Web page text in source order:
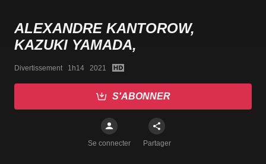
ALEXANDRE KANTOROW,
KAZUKI YAMADA,
Divertissement   1h14   2021
S'ABONNER
Se connecter Partager